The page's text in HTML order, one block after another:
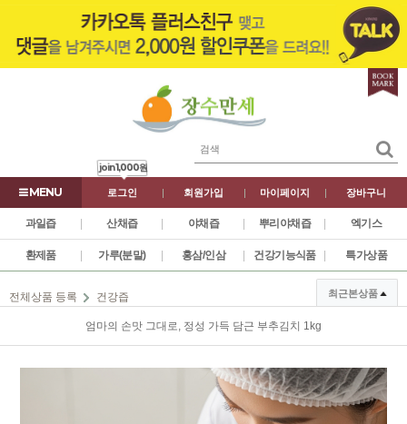
로그인 |
join1,000원
회원가입 | 마이페이지 | 장바구니
과일즙 | 산채즙 | 야채즙 | 뿌리야채즙 | 엑기스
환제품 | 가루(분말) | 홍삼/인삼 | 건강기능식품 | 특가상품
전체상품 등록 건강즙 최근본상품
엄마의 손맛 그대로, 정성 가득 담근 부추김치 1kg